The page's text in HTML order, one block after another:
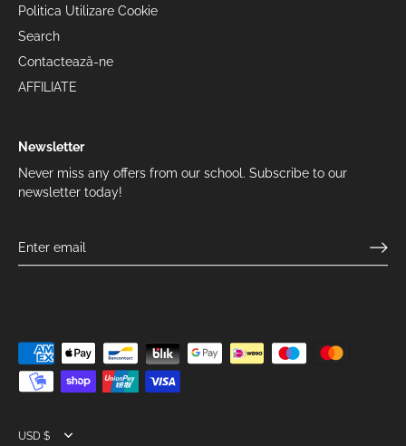
Politica Utilizare Cookie
Search
Contactează-ne
AFFILIATE
Newsletter
Never miss any offers from our school. Subscribe to our
newsletter today!
Currency
USD $